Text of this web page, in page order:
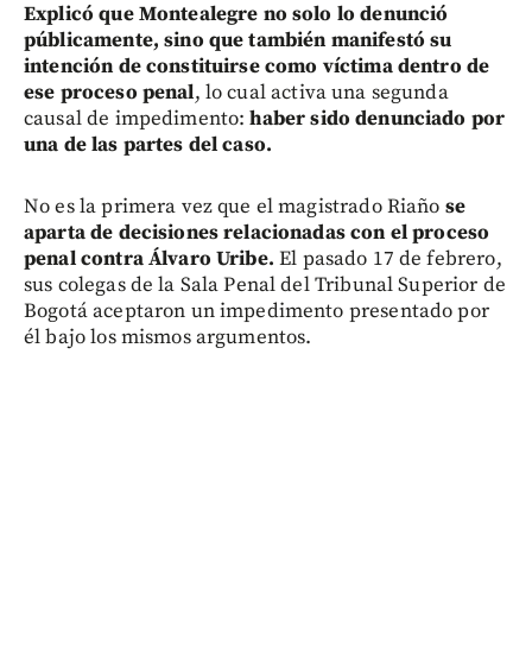
Explicó que Montealegre no solo lo denunció
públicamente, sino que también manifestó su
intención de constituirse como víctima dentro de
ese proceso penal, lo cual activa una segunda
causal de impedimento:haber sido denunciado por
una de las partes del caso.
No es la primera vez que el magistrado Riaño se
aparta de decisiones relacionadas con el proceso
penal contra Álvaro Uribe.El pasado 17 de febrero,
sus colegas de la Sala Penal del Tribunal Superior de
Bogotá aceptaron un impedimento presentado por
él bajo los mismos argumentos.